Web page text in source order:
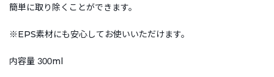
簡単に取り除くことができます。
※EPS素材にも安心してお使いいただけます。
内容量 300ml